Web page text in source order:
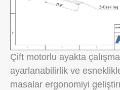
Çift motorlu ayakta
ayarlanabilirlik ve
masalar ergonomiyi